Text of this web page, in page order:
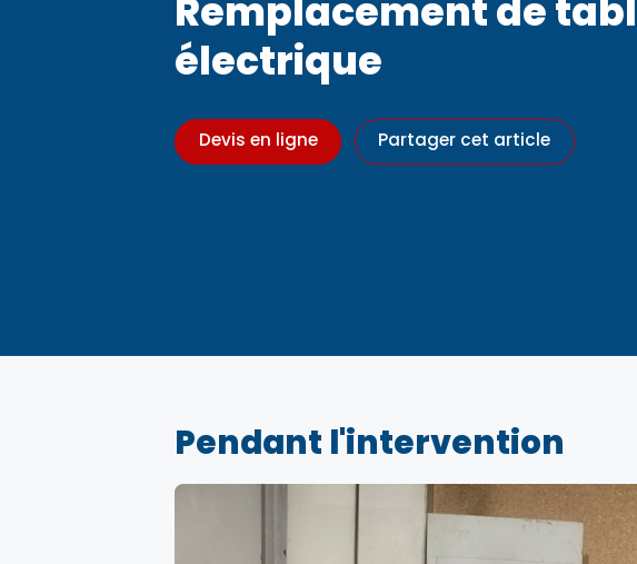
Remplacement de
électrique
Devis en ligne Partager cet article
Pendant l'intervention